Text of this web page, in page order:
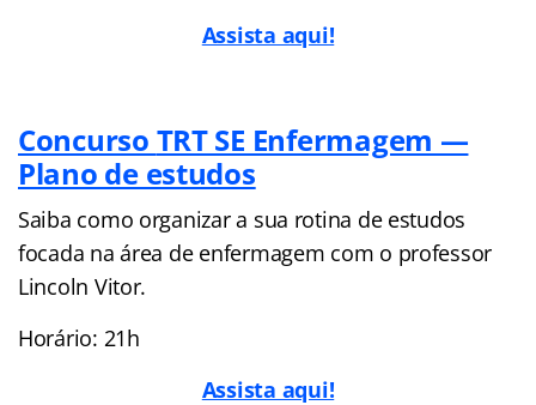
Assista aqui!
Concurso TRT SE Enfermagem —
Plano de estudos
Saiba como organizar a sua rotina de estudos
focada na área de enfermagem com o professor
Lincoln Vitor.
Horário: 21h
Assista aqui!